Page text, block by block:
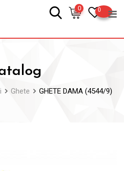
0
0
Ghete GHETE DAMA (4544/9)